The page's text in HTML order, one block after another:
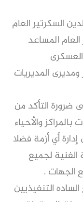
السكرتير العام
المساعد
ومديرى المديريات
ضرورة التأكد من
والأحياء
أي أزمة فضلا
لجميع
الجهات .
التنفيذيين